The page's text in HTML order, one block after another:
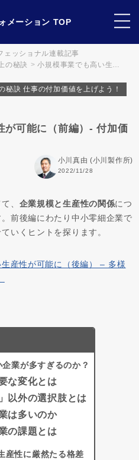
ェッショナル連載記事
の秘訣
小規模事業でも高い生…
秘訣 仕事の付加価値を上げよう！
が可能に（前編）- 付加価
小川真由 (小川製作所)
2022/11/28
、 企業規模と生産性の関係につ
前後編にわたり中小零細企業で
いくヒントを探ります。
産性が可能に（後編） – 多様
業が多すぎるのか？
な変化とは
以外の選択肢とは
は多いのか
の課題とは
産性に厳然たる格差
メーション TOP